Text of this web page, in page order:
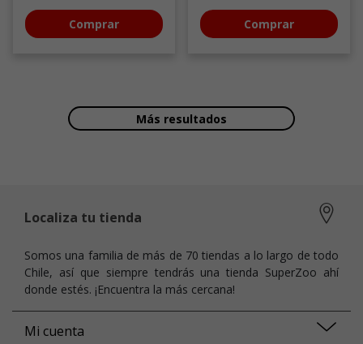
Comprar Comprar
Más resultados
Localiza tu tienda
Somos una familia de más de 70 tiendas a lo largo de todo
Chile, así que siempre tendrás una tienda SuperZoo ahí
donde estés. ¡Encuentra la más cercana!
Mi cuenta